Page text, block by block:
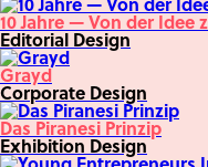
10 Jahre — Von der
Editorial Design
Grayd
Corporate Design
Das Piranesi Prinzip
Exhibition Design